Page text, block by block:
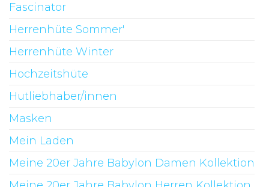
Fascinator
Herrenhüte Sommer'
Herrenhüte Winter
Hochzeitshüte
Hutliebhaber/innen
Masken
Mein Laden
Meine 20er Jahre Babylon Damen Kollektion